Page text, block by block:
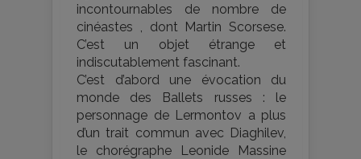
incontournables de nombre de
cinéastes , dont Martin Scorsese.
C’est un objet étrange et
indiscutablement fascinant.
C’est d’abord une évocation du
monde des Ballets russes : le
personnage de Lermontov a plus
d’un trait commun avec Diaghilev,
le chorégraphe Leonide Massine